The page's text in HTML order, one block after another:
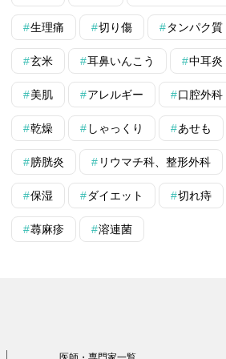
生理痛 切り傷 タンパク質
玄米 耳鼻いんこう 中耳炎
美肌 アレルギー 口腔外科
乾燥 しゃっくり あせも
膀胱炎 リウマチ科、整形外科
保湿 ダイエット 切れ痔
蕁麻疹 溶連菌